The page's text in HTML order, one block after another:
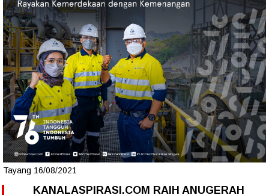
Tayang 16/08/2021
KANALASPIRASI.COM RAIH ANUGERAH